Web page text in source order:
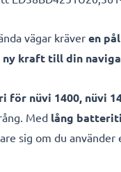
vägar kräver en
ny kraft till din
nüvi 1400, nüvi
Med lång
sig om du använder